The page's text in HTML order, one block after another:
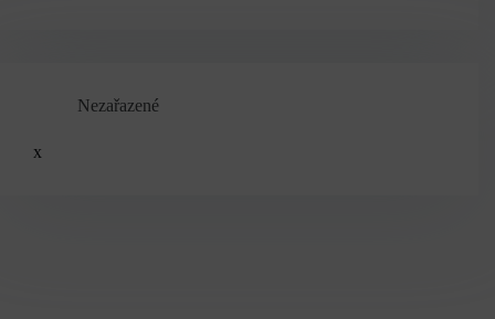
Nezařazené
x